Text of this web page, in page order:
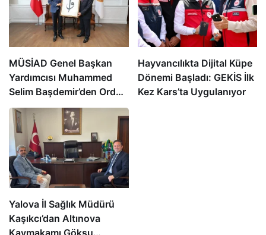
MÜSİAD Genel Başkan
Yardımcısı Muhammed
Selim Başdemir’den Ordu
Valisi Muammer Erol’a
Ziyaret
Hayvancılıkta Dijital Küpe
Dönemi Başladı: GEKİS İlk
Kez Kars’ta Uygulanıyor
Yalova İl Sağlık Müdürü
Kaşıkcı’dan Altınova
Kaymakamı Göksu